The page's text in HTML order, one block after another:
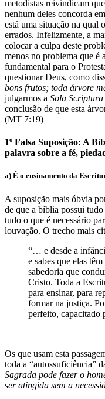
metodistas reivindicam
nenhum deles concorda
está uma situação na qual
errados. Infelizmente, a
colocar a culpa deste
menos no problema que é
fundamental para o
questionar Deus, como
bons frutos; toda árvore
julgarmos a Sola Scriptura
conclusão de que esta
(MT 7:19)
1º Falsa Suposição: A
palavra sobre a fé,
a) É o ensinamento da
A suposição mais óbvia
de que a bíblia possui
tudo o que é necessário
louvação. O trecho mais
“… e desde a
e sabes que elas
sabedoria que
Cristo. Toda a
para ensinar, para
formar na justiça.
perfeito, capacitado
Os que usam esta
toda a “autossuficiência”
Sagrada pode fazer o
ser atingida sem a